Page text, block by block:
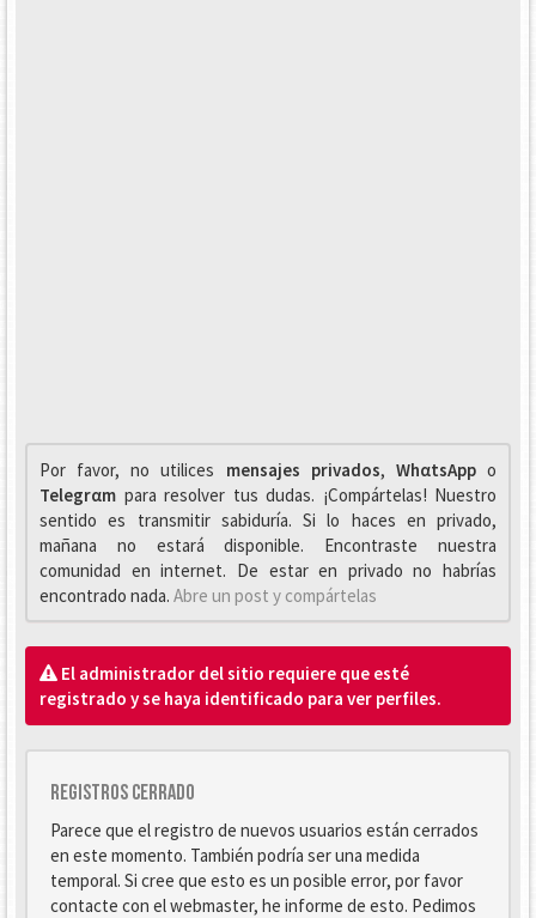
Por favor, no utilices mensajes privados, WhαtsAppo
Telegrαm para resolver tus dudas. ¡Compártelas! Nuestro
sentido es transmitir sabiduría. Si lo haces en privado,
mañana no estará disponible. Encontraste nuestra
comunidad en internet. De estar en privado no habrías
encontrado nada. Abre un post y compártelas
El administrador del sitio requiere que esté
registrado y se haya identificado para ver perfiles.
Registros cerrado
Parece que el registro de nuevos usuarios están cerrados
en este momento. También podría ser una medida
temporal. Si cree que esto es un posible error, por favor
contacte con el webmaster, he informe de esto. Pedimos